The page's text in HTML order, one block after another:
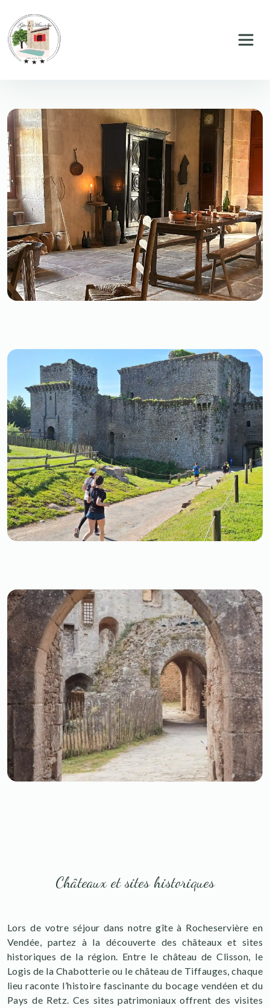
Châteaux et sites historiques
Lors de votre séjour dans notre gîte à Rocheservière en
Vendée, partez à la découverte des châteaux et sites
historiques de la région. Entre le château de Clisson, le
Logis de la Chabotterie ou le château de Tiffauges, chaque
lieu raconte l’histoire fascinante du bocage vendéen et du
Pays de Retz. Ces sites patrimoniaux offrent des visites